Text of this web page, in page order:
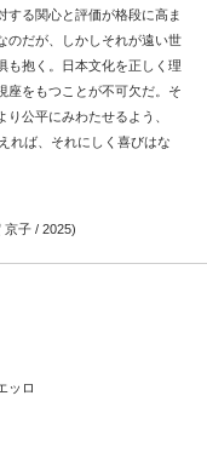
する関心と評価が格段に高ま
のだが、しかしそれが遠い世
も抱く。日本文化を正しく理
座をもつことが不可欠だ。そ
公平にみわたせるよう、
れば、それにしく喜びはな
京子 / 2025)
ッロ